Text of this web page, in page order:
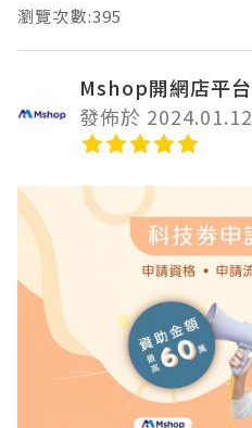
瀏覽次數:395
Mshop開網店平台
發佈於 2024.01.12